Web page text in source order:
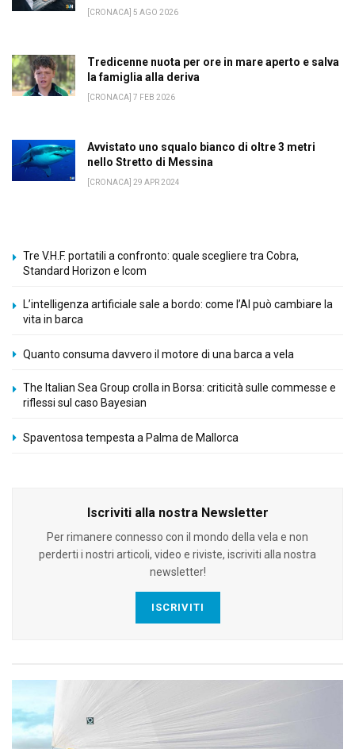
[CRONACA] 5 AGO 2026
Tredicenne nuota per ore in mare aperto e salva
la famiglia alla deriva
[CRONACA] 7 FEB 2026
Avvistato uno squalo bianco di oltre 3 metri
nello Stretto di Messina
[CRONACA] 29 APR 2024
Tre V.H.F. portatili a confronto: quale scegliere tra Cobra,
Standard Horizon e Icom
L’intelligenza artificiale sale a bordo: come l’AI può cambiare la
vita in barca
Quanto consuma davvero il motore di una barca a vela
The Italian Sea Group crolla in Borsa: criticità sulle commesse e
riflessi sul caso Bayesian
Spaventosa tempesta a Palma de Mallorca
Iscriviti alla nostra Newsletter
Per rimanere connesso con il mondo della vela e non
perderti i nostri articoli, video e riviste, iscriviti alla nostra
newsletter!
ISCRIVITI